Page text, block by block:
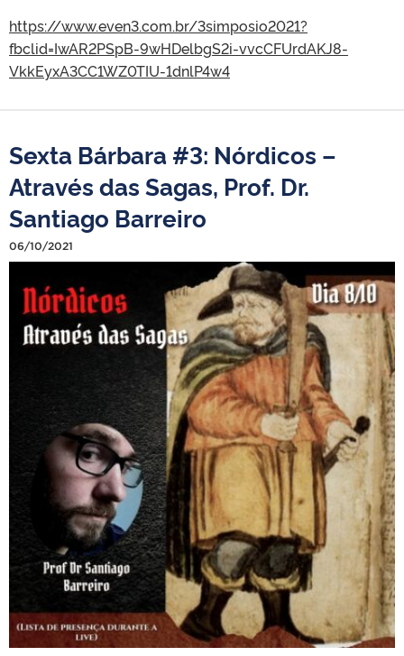
https://www.even3.com.br/3simposio2021?
fbclid=IwAR2PSpB-9wHDelbgS2i-vvcCFUrdAKJ8-
VkkEyxA3CC1WZ0TIU-1dnlP4w4
Sexta Bárbara #3: Nórdicos –
Através das Sagas, Prof. Dr.
Santiago Barreiro
06/10/2021